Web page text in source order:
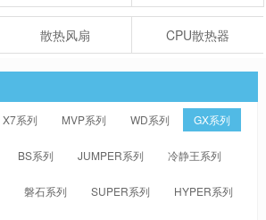
散热风扇 CPU散热器
X7系列 MVP系列 WD系列 GX系列
BS系列 JUMPER系列 冷静王系列
磐石系列 SUPER系列 HYPER系列